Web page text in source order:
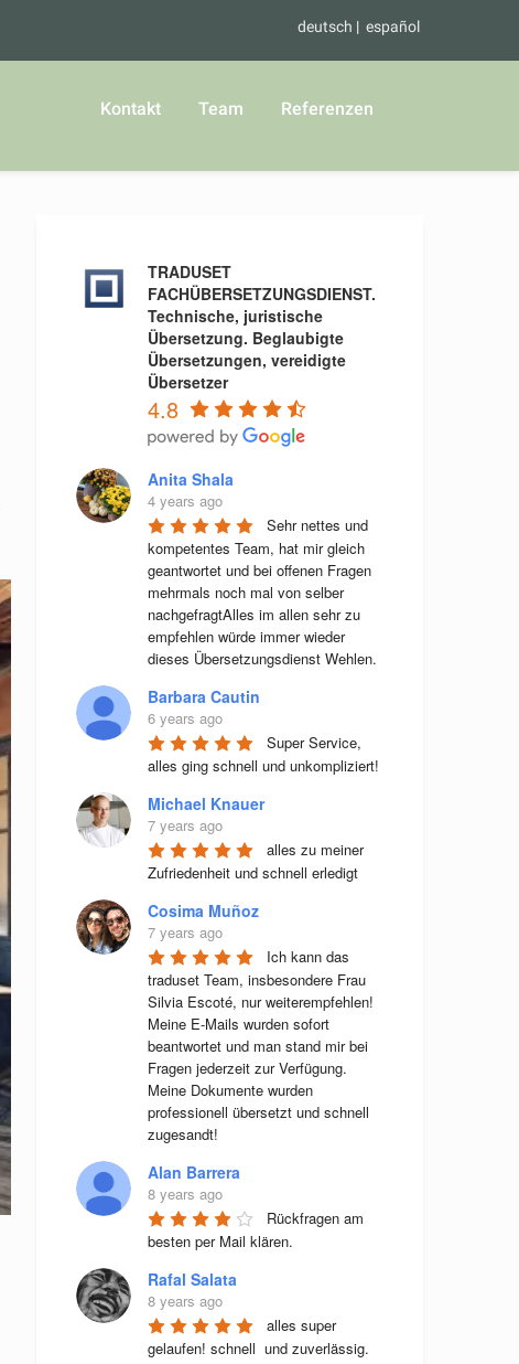
deutsch español
Kontakt Team Referenzen
TRADUSET
FACHÜBERSETZUNGSDIENST.
Technische, juristische
Übersetzung. Beglaubigte
Übersetzungen, vereidigte
Übersetzer
4.8
Anita Shala
4 years ago
Sehr nettes und
kompetentes Team, hat mir gleich
geantwortet und bei offenen Fragen
mehrmals noch mal von selber
nachgefragtAlles im allen sehr zu
empfehlen würde immer wieder
dieses Übersetzungsdienst Wehlen.
Barbara Cautin
6 years ago
Super Service,
alles ging schnell und unkompliziert!
Michael Knauer
7 years ago
alles zu meiner
Zufriedenheit und schnell erledigt
Cosima Muñoz
7 years ago
Ich kann das
traduset Team, insbesondere Frau
Silvia Escoté, nur weiterempfehlen!
Meine E-Mails wurden sofort
beantwortet und man stand mir bei
Fragen jederzeit zur Verfügung.
Meine Dokumente wurden
professionell übersetzt und schnell
zugesandt!
Alan Barrera
8 years ago
Rückfragen am
besten per Mail klären.
Rafal Salata
8 years ago
alles super
gelaufen! schnell  und zuverlässig.